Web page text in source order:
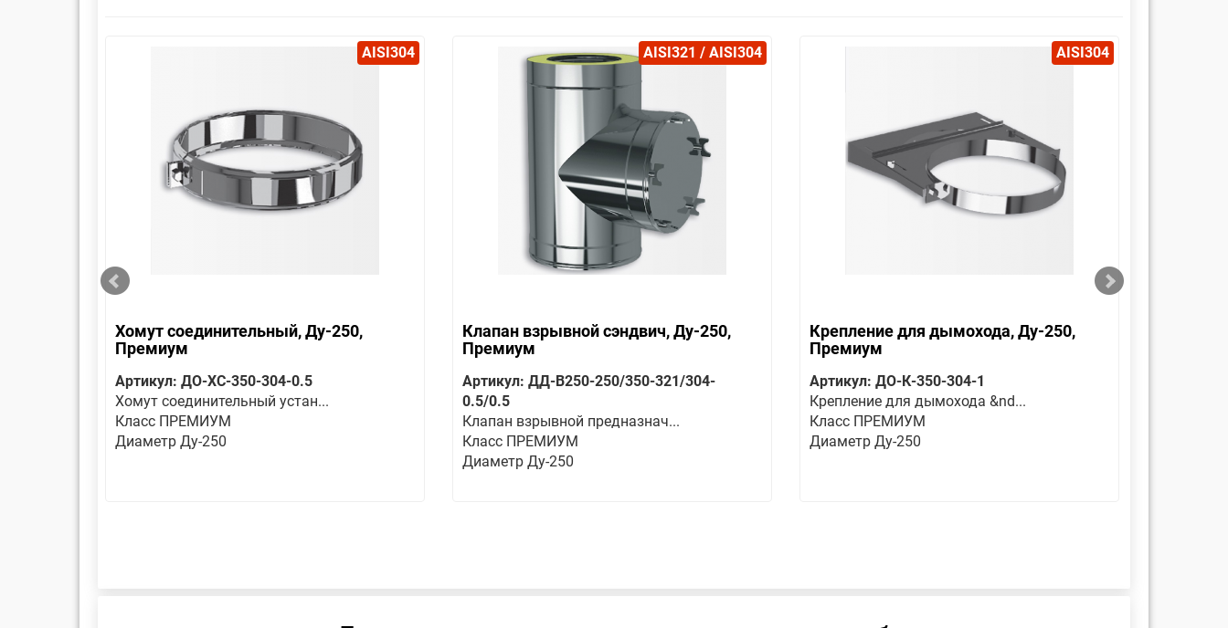
AISI304
Хомут соединительный, Ду-250,
Премиум
Артикул: ДО-ХС-350-304-0.5
Хомут соединительный устан...
Класс ПРЕМИУМ
Диаметр Ду-250
AISI321 / AISI304
Клапан взрывной сэндвич, Ду-250,
Премиум
Артикул: ДД-В250-250/350-321/304-
0.5/0.5
Клапан взрывной предназнач...
Класс ПРЕМИУМ
Диаметр Ду-250
AISI304
Крепление для дымохода, Ду-250,
Премиум
Артикул: ДО-К-350-304-1
Крепление для дымохода &nd...
Класс ПРЕМИУМ
Диаметр Ду-250